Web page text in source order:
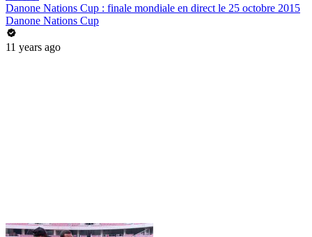
Danone Nations Cup : finale mondiale en direct le 25 octobre 2015
Danone Nations Cup
11 years ago